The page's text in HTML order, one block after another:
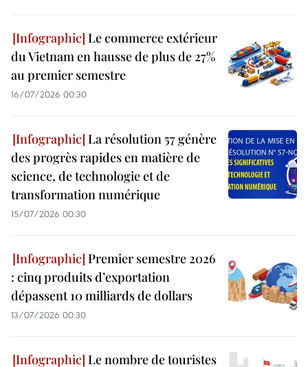
Le commerce extérieur
du Vietnam en hausse de plus de 27%
au premier semestre
16/07/2026 00:30
La résolution 57 génère
des progrès rapides en matière de
science, de technologie et de
transformation numérique
15/07/2026 00:30
Premier semestre 2026
: cinq produits d’exportation
dépassent 10 milliards de dollars
13/07/2026 00:30
Le nombre de touristes